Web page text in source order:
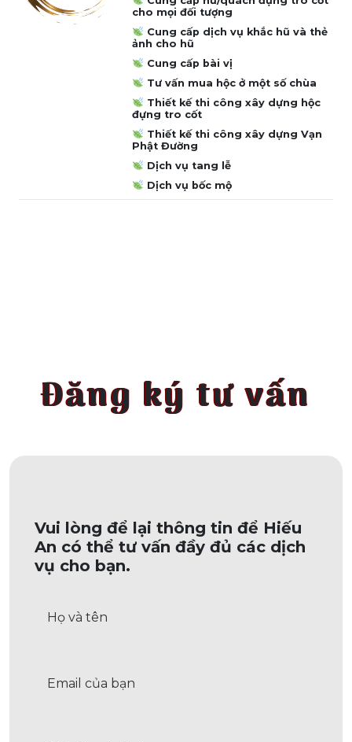
cho mọi đối tượng
Cung cấp dịch vụ khắc hũ và thẻ
ảnh cho hũ
Cung cấp bài vị
Tư vấn mua hộc ở một số chùa
Thiết kế thi công xây dựng hộc
đựng tro cốt
Thiết kế thi công xây dựng Vạn
Phật Đường
Dịch vụ tang lễ
Dịch vụ bốc mộ
Đăng ký tư vấn
Vui lòng để lại thông tin để Hiếu
An có thể tư vấn đầy đủ các dịch
vụ cho bạn.